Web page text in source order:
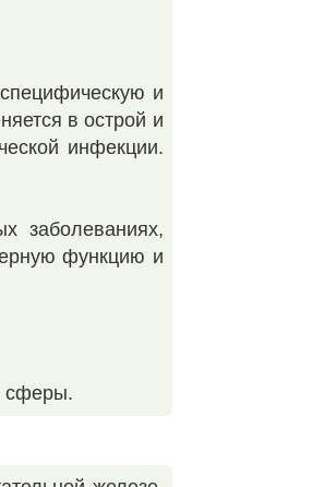
и
в острой и
инфекции.
заболеваниях,
функцию и
сферы.